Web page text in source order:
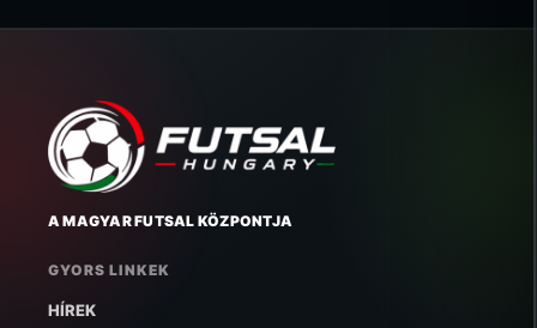
A MAGYAR FUTSAL KÖZPONTJA
GYORS LINKEK
HÍREK